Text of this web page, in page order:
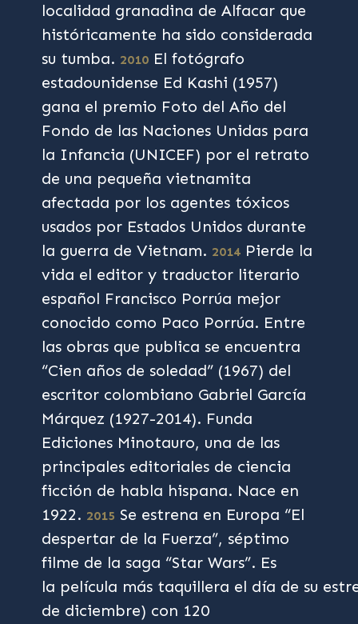
localidad granadina de Alfacar que
históricamente ha sido considerada
su tumba. 2010 El fotógrafo
estadounidense Ed Kashi (1957)
gana el premio Foto del Año del
Fondo de las Naciones Unidas para
la Infancia (UNICEF) por el retrato
de una pequeña vietnamita
afectada por los agentes tóxicos
usados por Estados Unidos durante
la guerra de Vietnam. 2014 Pierde la
vida el editor y traductor literario
español Francisco Porrúa mejor
conocido como Paco Porrúa. Entre
las obras que publica se encuentra
“Cien años de soledad” (1967) del
escritor colombiano Gabriel García
Márquez (1927-2014). Funda
Ediciones Minotauro, una de las
principales editoriales de ciencia
ficción de habla hispana. Nace en
1922. 2015 Se estrena en Europa “El
despertar de la Fuerza”, séptimo
filme de la saga “Star Wars”. Es
la película más taquillera el día de su
de diciembre) con 120